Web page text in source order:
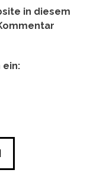
in diesem
ein: